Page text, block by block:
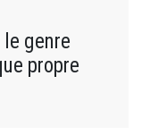
genre
propre